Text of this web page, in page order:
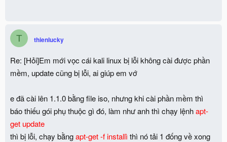
!wq
T thienlucky
Re: [Hỏi]Em mới vọc cái kali linux bị lỗi không cài được phần
mềm, update cũng bị lỗi, ai giúp em vớ
e đã cài lên 1.1.0 bằng file iso, nhưng khi cài phần mềm thì
báo thiếu gói phụ thuộc gì đó, làm như anh thì chạy lệnhapt-
get update
thì bị lỗi, chạy bằngapt-get -f installì thì nó tải 1 đống về xong